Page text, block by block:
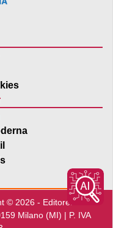
© 2026 - Editore:Edra
Milano (MI) | P. IVA